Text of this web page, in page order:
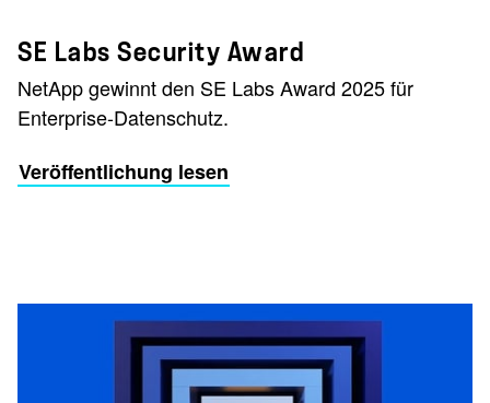
SE Labs Security Award
NetApp gewinnt den SE LabsAward 2025 für
Enterprise-Datenschutz.
Veröffentlichung lesen